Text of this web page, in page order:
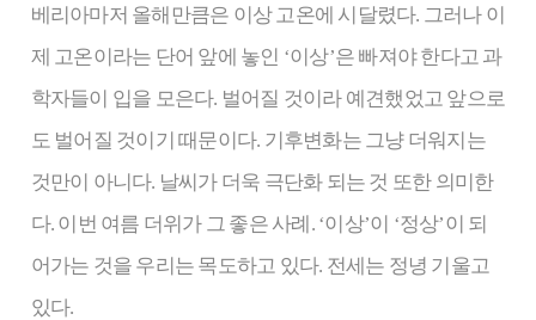
베리아마저 올해만큼은 이상 고온에 시달렸다. 그러나 이
제 고온이라는 단어 앞에 놓인 ‘이상’은 빠져야 한다고 과
학자들이 입을 모은다. 벌어질 것이라 예견했었고 앞으로
도 벌어질 것이기 때문이다. 기후변화는 그냥 더워지는
것만이 아니다. 날씨가 더욱 극단화 되는 것 또한 의미한
다. 이번 여름 더위가 그 좋은 사례. ‘이상’이 ‘정상’이 되
어가는 것을 우리는 목도하고 있다. 전세는 정녕 기울고
있다.